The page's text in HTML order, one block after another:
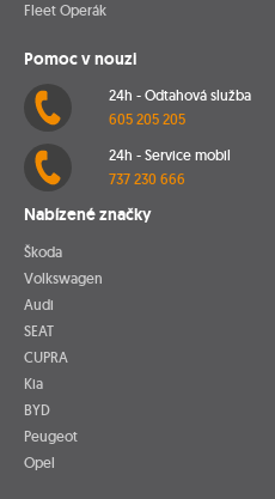
Fleet Operák
Pomoc v nouzi
24h - Odtahová služba
605 205 205
24h - Service mobil
737 230 666
Nabízené značky
Škoda
Volkswagen
Audi
SEAT
CUPRA
Kia
BYD
Peugeot
Opel